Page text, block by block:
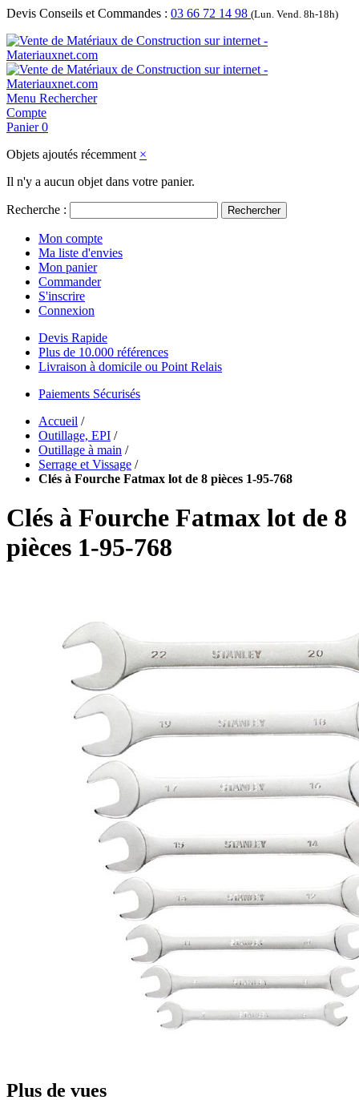
Devis Conseils et Commandes : 03 66 72 14 98 (Lun. Vend. 8h-18h)
Menu Rechercher
Compte
Panier 0
Objets ajoutés récemment ×
Il n'y a aucun objet dans votre panier.
Recherche : Rechercher
Mon compte
Ma liste d'envies
Mon panier
Commander
S'inscrire
Connexion
Devis Rapide
Plus de 10.000 références
Livraison à domicile ou Point Relais
Paiements Sécurisés
Accueil /
Outillage, EPI /
Outillage à main /
Serrage et Vissage /
Clés à Fourche Fatmax lot de 8 pièces 1-95-768
Clés à Fourche Fatmax lot de 8
pièces 1-95-768
Plus de vues